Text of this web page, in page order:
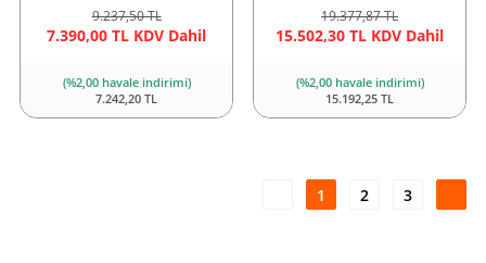
9.237,50 TL
7.390,00 TL KDV Dahil
(%2,00 havale indirimi)
7.242,20 TL
19.377,87 TL
15.502,30 TL KDV Dahil
(%2,00 havale indirimi)
15.192,25 TL
1 2 3